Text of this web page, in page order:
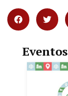
Eventos